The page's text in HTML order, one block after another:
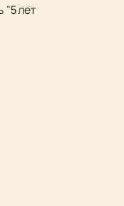
"5 лет